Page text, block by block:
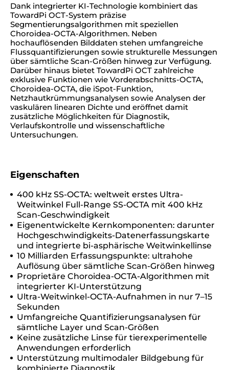
Dank integrierter KI-Technologie kombiniert das
TowardPi OCT-System präzise
Segmentierungsalgorithmen mit speziellen
Choroidea-OCTA-Algorithmen. Neben
hochauflösenden Bilddaten stehen umfangreiche
Flussquantifizierungen sowie strukturelle Messungen
über sämtliche Scan-Größen hinweg zur Verfügung.
Darüber hinaus bietet TowardPi OCT zahlreiche
exklusive Funktionen wie Vorderabschnitts-OCTA,
Choroidea-OCTA, die iSpot-Funktion,
Netzhautkrümmungsanalysen sowie Analysen der
vaskulären linearen Dichte und eröffnet damit
zusätzliche Möglichkeiten für Diagnostik,
Verlaufskontrolle und wissenschaftliche
Untersuchungen.
Eigenschaften
400 kHz SS-OCTA: weltweit erstes Ultra-
Weitwinkel Full-Range SS-OCTA mit 400 kHz
Scan-Geschwindigkeit
Eigenentwickelte Kernkomponenten: darunter
Hochgeschwindigkeits-Datenerfassungskarte
und integrierte bi-asphärische Weitwinkellinse
10 Milliarden Erfassungspunkte: ultrahohe
Auflösung über sämtliche Scan-Größen hinweg
Proprietäre Choroidea-OCTA-Algorithmen mit
integrierter KI-Unterstützung
Ultra-Weitwinkel-OCTA-Aufnahmen in nur 7–15
Sekunden
Umfangreiche Quantifizierungsanalysen für
sämtliche Layer und Scan-Größen
Keine zusätzliche Linse für tierexperimentelle
Anwendungen erforderlich
Unterstützung multimodaler Bildgebung für